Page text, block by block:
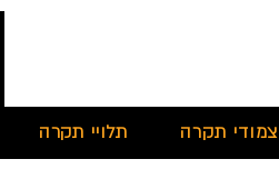
צמודי תקרה תלויי תקרה